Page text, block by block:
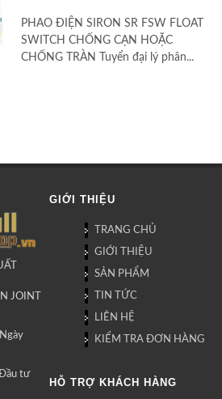
PHAO ĐIỆN SIRON SR FSW FLOAT
SWITCH CHỐNG CẠN HOẶC
CHỐNG TRÀN Tuyển đại lý phân...
JOINT
tư
GIỚI THIỆU
TRANG CHỦ
GIỚI THIỆU
SẢN PHẨM
TIN TỨC
LIÊN HỆ
KIỂM TRA ĐƠN HÀNG
HỖ TRỢ KHÁCH HÀNG